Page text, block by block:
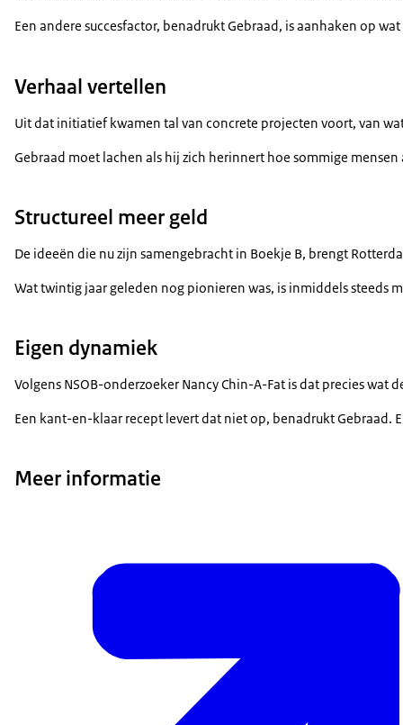
Een andere succesfactor, benadrukt Gebraad, is aanhaken op
Verhaal vertellen
Uit dat initiatief kwamen tal van concrete projecten voort, van
Gebraad moet lachen als hij zich herinnert hoe sommige
Structureel meer geld
De ideeën die nu zijn samengebracht in Boekje B, brengt
Wat twintig jaar geleden nog pionieren was, is inmiddels steeds
Eigen dynamiek
Volgens NSOB-onderzoeker Nancy Chin-A-Fat is dat precies
Een kant-en-klaar recept levert dat niet op, benadrukt Gebraad.
Meer informatie